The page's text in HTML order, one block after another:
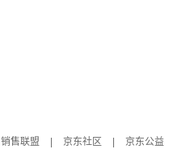
销售联盟 京东社区
京东公益